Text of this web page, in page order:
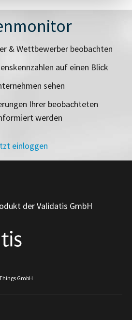
& Wettbewerber beobachten
auf einen Blick
sehen
Ihrer beobachteten
werden
einloggen
der Validatis GmbH
GmbH